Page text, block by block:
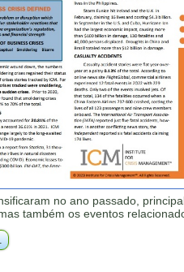
no ano passado,
também os eventos